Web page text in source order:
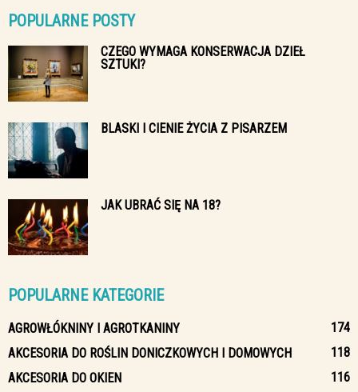
POPULARNE POSTY
CZEGO WYMAGA KONSERWACJA DZIEŁ
SZTUKI?
BLASKI I CIENIE ŻYCIA Z PISARZEM
JAK UBRAĆ SIĘ NA 18?
POPULARNE KATEGORIE
AGROWŁÓKNINY I AGROTKANINY
174
AKCESORIA DO ROŚLIN DONICZKOWYCH I DOMOWYCH
118
AKCESORIA DO OKIEN
116